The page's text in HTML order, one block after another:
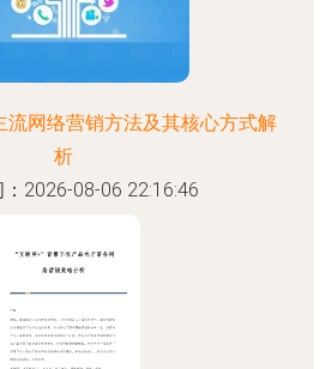
流网络营销方法及其核心方式解
析
2026-08-06 22:16:46